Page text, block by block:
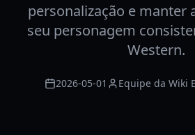
personalização e manter
seu personagem
Western.
2026-05-01 Equipe da Wiki